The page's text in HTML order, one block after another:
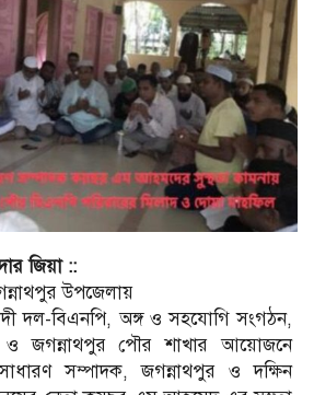
জিয়া ::
উপজেলায়
দল-বিএনপি, অঙ্গ ও সহযোগি সংগঠন,
ও জগন্নাথপুর পৌর শাখার আয়োজনে
সম্পাদক, জগন্নাথপুর ও দক্ষিন